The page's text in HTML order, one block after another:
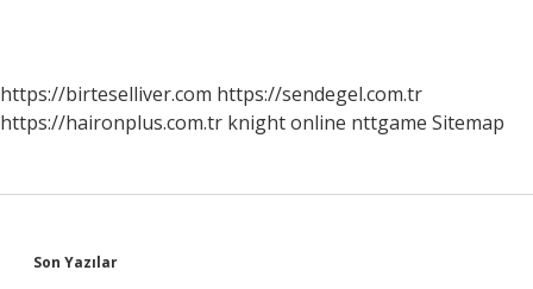
https://birteselliver.com https://sendegel.com.tr
https://haironplus.com.tr knight online nttgame Sitemap
Son Yazılar